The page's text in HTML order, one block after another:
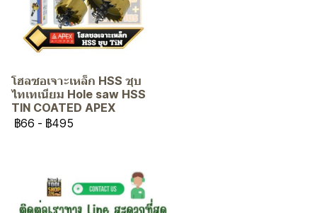
โฮลซอเจาะเหล็ก HSS ชุบ
ไทเทเนียม Hole saw HSS
TIN COATED APEX
฿66 - ฿495